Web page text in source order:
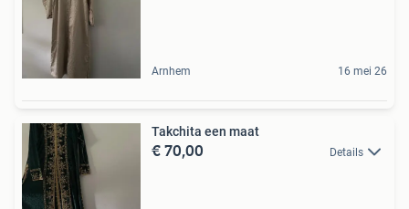
Arnhem 16 mei 26
Takchita een maat
€ 70,00 Details